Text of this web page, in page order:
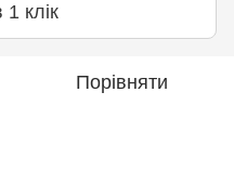
клік
Порівняти